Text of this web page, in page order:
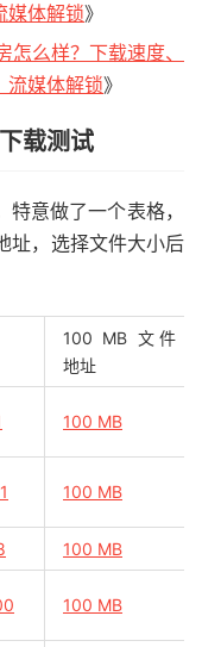
媒体解锁》
么样？下载速度、
流媒体解锁》
载测试
意做了一个表格，
址，选择文件大小后
100 MB 文件
地址
100 MB
100 MB
100 MB
100 MB